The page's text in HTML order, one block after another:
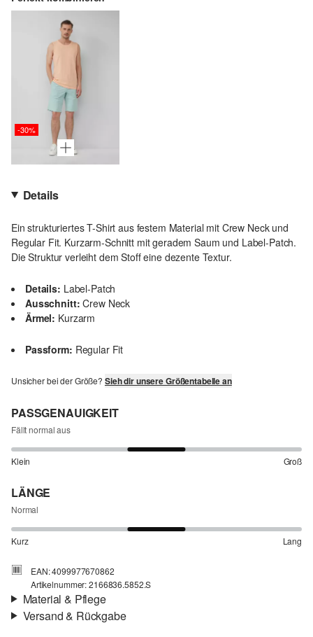
-30%
Details
Ein strukturiertes T-Shirt aus festem Material mit Crew Neck und
Regular Fit. Kurzarm-Schnitt mit geradem Saum und Label-Patch.
Die Struktur verleiht dem Stoff eine dezente Textur.
Details: Label-Patch
Ausschnitt: Crew Neck
Ärmel: Kurzarm
Passform: Regular Fit
Unsicher bei der Größe? Sieh dir unsere Größentabelle an
PASSGENAUIGKEIT
Fällt normal aus
Klein Groß
LÄNGE
Normal
Kurz Lang
EAN: 4099977670862
Artikelnummer: 2166836.5852.S
Material & Pflege
Versand & Rückgabe